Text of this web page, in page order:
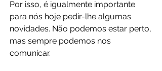
Por isso, é igualmente importante
para nós hoje pedir-lhe algumas
novidades. Não podemos estar perto,
mas sempre podemos nos
comunicar.